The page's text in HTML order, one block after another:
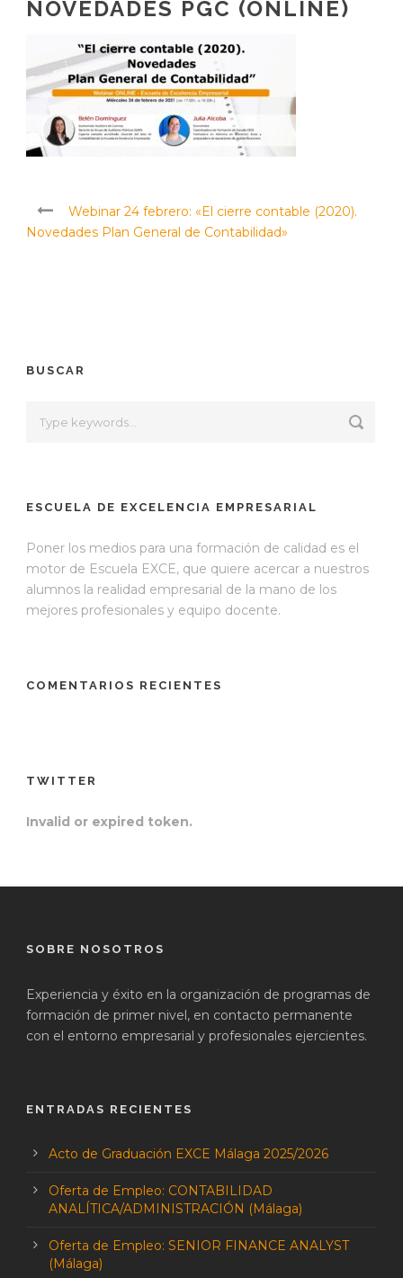
NOVEDADES PGC (ONLINE)
Webinar 24 febrero: «El cierre contable (2020).
Novedades Plan General de Contabilidad»
BUSCAR
ESCUELA DE EXCELENCIA EMPRESARIAL
Poner los medios para una formación de calidad es el
motor de Escuela EXCE, que quiere acercar a nuestros
alumnos la realidad empresarial de la mano de los
mejores profesionales y equipo docente.
COMENTARIOS RECIENTES
TWITTER
Invalid or expired token.
SOBRE NOSOTROS
Experiencia y éxito en la organización de programas de
formación de primer nivel, en contacto permanente
con el entorno empresarial y profesionales ejercientes.
ENTRADAS RECIENTES
Acto de Graduación EXCE Málaga 2025/2026
Oferta de Empleo: CONTABILIDAD
ANALÍTICA/ADMINISTRACIÓN (Málaga)
Oferta de Empleo: SENIOR FINANCE ANALYST
(Málaga)